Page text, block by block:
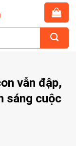
vẫn đập,
sáng cuộc